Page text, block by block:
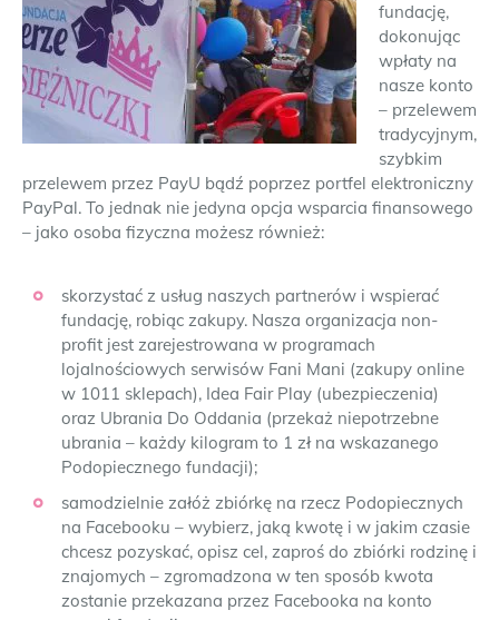
fundację,
dokonując
wpłaty na
nasze konto
– przelewem
tradycyjnym,
szybkim
przelewem przez PayU bądź poprzez portfel elektroniczny
PayPal. To jednak nie jedyna opcja wsparcia finansowego
– jako osoba fizyczna możesz również:
skorzystać z usług naszych partnerów i wspierać
fundację, robiąc zakupy. Nasza organizacja non-
profit jest zarejestrowana w programach
lojalnościowych serwisów Fani Mani (zakupy online
w 1011 sklepach), Idea Fair Play (ubezpieczenia)
oraz Ubrania Do Oddania (przekaż niepotrzebne
ubrania – każdy kilogram to 1 zł na wskazanego
Podopiecznego fundacji);
samodzielnie załóż zbiórkę na rzecz Podopiecznych
na Facebooku – wybierz, jaką kwotę i w jakim czasie
chcesz pozyskać, opisz cel, zaproś do zbiórki rodzinę i
znajomych – zgromadzona w ten sposób kwota
zostanie przekazana przez Facebooka na konto